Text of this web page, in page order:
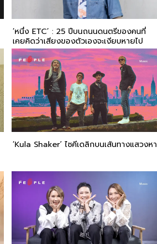
‘หนึ่ง ETC’ : 25 ปีบนถนนดนตรีของคนที่
เคยคิดว่าเสียงของตัวเองจะเงียบหายไป
‘Kula Shaker’ ไซคีเดลิกบนเส้นทางแสวงหา